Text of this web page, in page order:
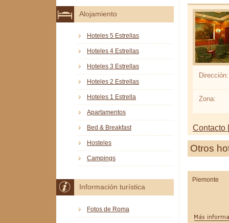
Dirección:
Zona:
Contacto
Otros
Piemonte
Alojamiento
Hoteles 5 Estrellas
Hoteles 4 Estrellas
Hoteles 3 Estrellas
Hoteles 2 Estrellas
Hoteles 1 Estrella
Apartamentos
Bed & Breakfast
Hosteles
Campings
Información turística
Fotos de Roma